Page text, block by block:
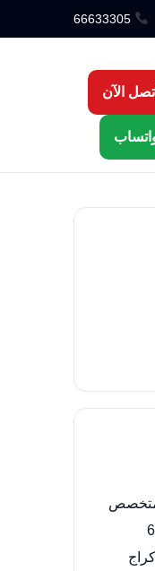
66633305
اتصل الآن
متخصص